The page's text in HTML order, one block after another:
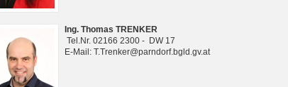
Ing. Thomas TRENKER
Tel.Nr. 02166 2300 - DW 17
E-Mail: T.Trenker@parndorf.bgld.gv.at